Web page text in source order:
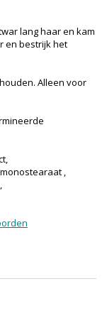
lang haar en kam
en bestrijk het
Alleen voor
,